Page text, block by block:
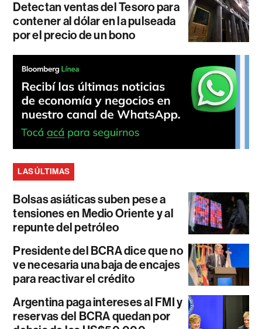
Detectan ventas del Tesoro para
contener al dólar en la pulseada
por el precio de un bono
LAS ÚLTIMAS
Bolsas asiáticas suben pese a
tensiones en Medio Oriente y al
repunte del petróleo
Presidente del BCRA dice que no
ve necesaria una baja de encajes
para reactivar el crédito
Argentina paga intereses al FMI y
reservas del BCRA quedan por